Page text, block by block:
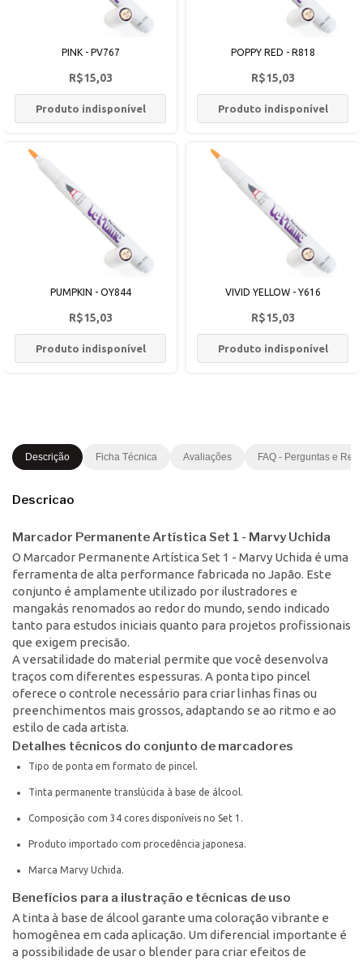
PINK - PV767
R$15,03
Produto indisponível
POPPY RED - R818
R$15,03
Produto indisponível
PUMPKIN - OY844
R$15,03
Produto indisponível
VIVID YELLOW - Y616
R$15,03
Produto indisponível
Descrição Ficha Técnica Avaliações FAQ - Perguntas e
Descricao
Marcador Permanente Artística Set 1 - Marvy Uchida
O Marcador Permanente Artística Set 1 - Marvy Uchida é uma
ferramenta de alta performance fabricada no Japão. Este
conjunto é amplamente utilizado por ilustradores e
mangakás renomados ao redor do mundo, sendo indicado
tanto para estudos iniciais quanto para projetos profissionais
que exigem precisão.
A versatilidade do material permite que você desenvolva
traços com diferentes espessuras. A ponta tipo pincel
oferece o controle necessário para criar linhas finas ou
preenchimentos mais grossos, adaptando se ao ritmo e ao
estilo de cada artista.
Detalhes técnicos do conjunto de marcadores
Tipo de ponta em formato de pincel.
Tinta permanente translúcida à base de álcool.
Composição com 34 cores disponíveis no Set 1.
Produto importado com procedência japonesa.
Marca Marvy Uchida.
Benefícios para a ilustração e técnicas de uso
A tinta à base de álcool garante uma coloração vibrante e
homogênea em cada aplicação. Um diferencial importante é
a possibilidade de usar o blender para criar efeitos de